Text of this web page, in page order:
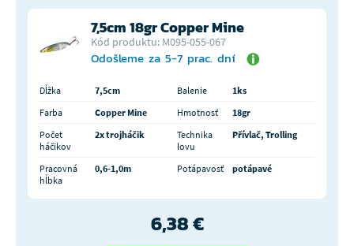
7,5cm 18gr Copper Mine
Kód produktu: M095-055-067
Odošleme za 5-7 prac. dní
Dĺžka 7,5cm Balenie
1ks
Farba
Copper Mine Hmotnosť
18gr
Počet
háčikov
2x trojháčik
Technika
lovu
Přívlač, Trolling
Pracovná
hĺbka
0,6-1,0m Potápavosť potápavé
6,38 €